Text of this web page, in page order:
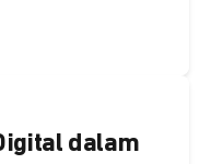
dalam